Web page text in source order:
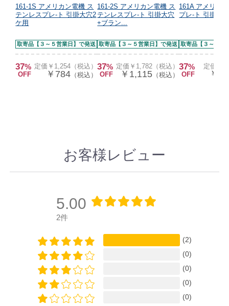
161-1S アメリカン電機 ス
テンレスプレ-ト 引掛大穴2
ケ用
取寄品【３～５営業日】で発送
37%
OFF
定価￥1,254（税込）
￥784 （税込）
161-2S アメリカン電機 ス
テンレスプレ-ト 引掛大穴
+ブラン...
取寄品【３～５営業日】で発送
37%
OFF
定価￥1,782（税込）
￥1,115 （税込）
161A アメリカ
プレ-ト 引掛大
取寄品【３～５営
37%
OFF
定価￥
￥
お客様レビュー
5.00
2件
(2)
(0)
(0)
(0)
(0)